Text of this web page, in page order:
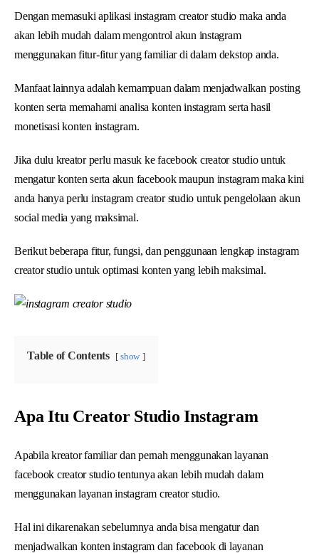
Dengan memasuki aplikasi instagram creator studio maka anda
akan lebih mudah dalam mengontrol akun instagram
menggunakan fitur-fitur yang familiar di dalam dekstop anda.
Manfaat lainnya adalah kemampuan dalam menjadwalkan posting
konten serta memahami analisa konten instagram serta hasil
monetisasi konten instagram.
Jika dulu kreator perlu masuk ke facebook creator studio untuk
mengatur konten serta akun facebook maupun instagram maka kini
anda hanya perlu instagram creator studio untuk pengelolaan akun
social media yang maksimal.
Berikut beberapa fitur, fungsi, dan penggunaan lengkap instagram
creator studio untuk optimasi konten yang lebih maksimal.
Table of Contents show
Apa Itu Creator Studio Instagram
Apabila kreator familiar dan pernah menggunakan layanan
facebook creator studio tentunya akan lebih mudah dalam
menggunakan layanan instagram creator studio.
Hal ini dikarenakan sebelumnya anda bisa mengatur dan
menjadwalkan konten instagram dan facebook di layanan